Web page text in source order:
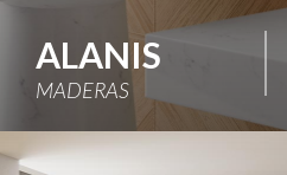
ALANIS
MADERAS